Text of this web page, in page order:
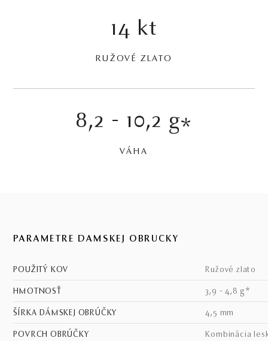
14 kt
RUŽOVÉ ZLATO
8,2 - 10,2 g*
VÁHA
PARAMETRE DÁMSKEJ OBRÚČKY
POUŽITÝ KOV ružové zlato
HMOTNOSŤ 3,9 - 4,8 g*
ŠÍRKA DÁMSKEJ OBRÚČKY 4,5 mm
POVRCH OBRÚČKY kombinácia